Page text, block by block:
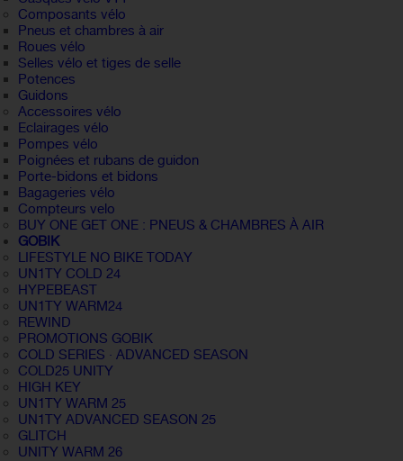
Composants vélo
Pneus et chambres à air
Roues vélo
Selles vélo et tiges de selle
Potences
Guidons
Accessoires vélo
Eclairages vélo
Pompes vélo
Poignées et rubans de guidon
Porte-bidons et bidons
Bagageries vélo
Compteurs velo
BUY ONE GET ONE : PNEUS & CHAMBRES À AIR
GOBIK
LIFESTYLE NO BIKE TODAY
UN1TY COLD 24
HYPEBEAST
UN1TY WARM24
REWIND
PROMOTIONS GOBIK
COLD SERIES · ADVANCED SEASON
COLD25 UNITY
HIGH KEY
UN1TY WARM 25
UN1TY ADVANCED SEASON 25
GLITCH
UNITY WARM 26